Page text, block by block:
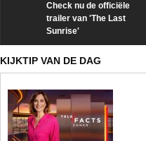
Check nu de officiële
trailer van 'The Last
Sunrise'
KIJKTIP VAN DE DAG